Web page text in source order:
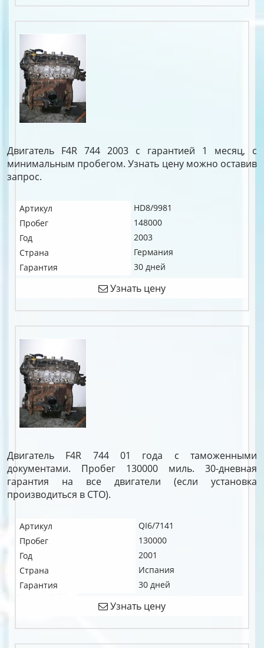
Двигатель F4R 744 2003 с гарантией 1 месяц, с
минимальным пробегом. Узнать цену можно оставив
запрос.
Артикул
HD8/9981
Пробег
148000
Год
2003
Страна
Германия
Гарантия
30 дней
Узнать цену
Двигатель F4R 744 01 года с таможенными
документами. Пробег 130000 миль. 30-дневная
гарантия на все двигатели (если установка
производиться в СТО).
Артикул
QI6/7141
Пробег
130000
Год
2001
Страна
Испания
Гарантия
30 дней
Узнать цену